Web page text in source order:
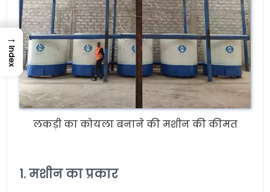
लकड़ी का कोयला बनाने की मशीन की कीमत
1. मशीन का प्रकार
→
Index